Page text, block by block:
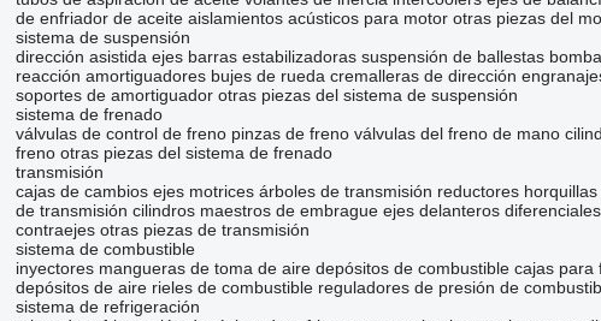
de enfriador de aceite aislamientos acústicos para motor otras piezas del
sistema de suspensión
dirección asistida ejes barras estabilizadoras suspensión de ballestas
reacción amortiguadores bujes de rueda cremalleras de dirección
soportes de amortiguador otras piezas del sistema de suspensión
sistema de frenado
válvulas de control de freno pinzas de freno válvulas del freno de mano
freno otras piezas del sistema de frenado
transmisión
cajas de cambios ejes motrices árboles de transmisión reductores
de transmisión cilindros maestros de embrague ejes delanteros diferenciales
contraejes otras piezas de transmisión
sistema de combustible
inyectores mangueras de toma de aire depósitos de combustible cajas para
depósitos de aire rieles de combustible reguladores de presión de
sistema de refrigeración